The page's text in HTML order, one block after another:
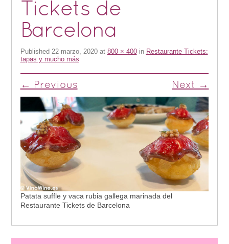
Tickets de
Barcelona
Published 22 marzo, 2020at 800 × 400in Restaurante Tickets:
tapas y mucho más
← Previous Next →
Patata suffle y vaca rubia gallega marinada del
Restaurante Tickets de Barcelona